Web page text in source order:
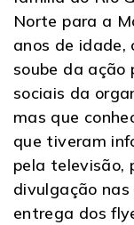
Norte para a
anos de idade,
soube da ação
sociais da
mas que
que tiveram
pela televisão,
divulgação
entrega dos